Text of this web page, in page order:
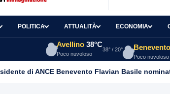
POLITICA ATTUALITÀ ECONOMIA
Avellino 38°C
Poco nuvoloso
38° / 20° Benevento
Poco nuvoloso
di ANCE Benevento Flavian Basile